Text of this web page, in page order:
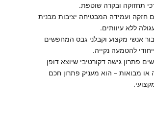
תחזוקה ובקרה שוטפת.
חזקה ועמידה המבטיחה יציבות מבנית
ללא עיוותים.
אנשי מקצוע וקבלני גבס המחפשים
להטמעה נקייה.
פתרון גישה דקורטיבי שיוצא דופן
או מבואות – הוא מעניק פתרון חכם